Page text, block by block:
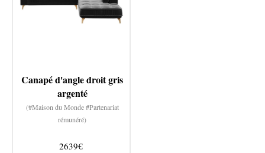
Canapé d'angle droit gris
argenté
(#Maison du Monde #Partenariat
rémunéré)
2639€